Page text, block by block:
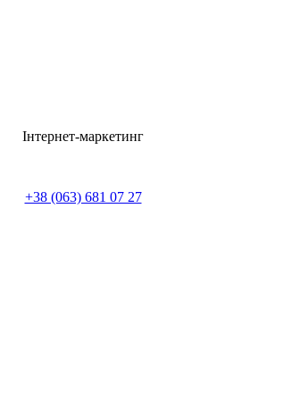
Інтернет-маркетинг
+38 (063) 681 07 27